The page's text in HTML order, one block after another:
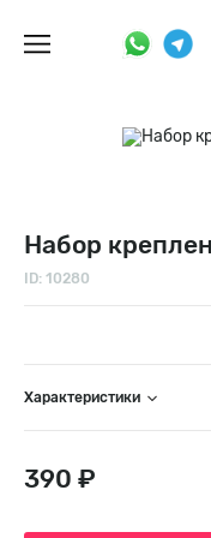
Набор
ID: 10280
Характеристики
390 ₽